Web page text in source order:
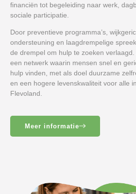
financiën tot begeleiding naar werk,
sociale participatie.
Door preventieve programma’s,
ondersteuning en laagdrempelige
de drempel om hulp te zoeken
een netwerk waarin mensen snel en
hulp vinden, met als doel duurzame
en een hogere levenskwaliteit voor alle
Flevoland.
Meer informatie